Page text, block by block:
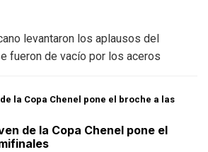
levantaron los aplausos del
fueron de vacío por los aceros
de la Copa Chenel pone el